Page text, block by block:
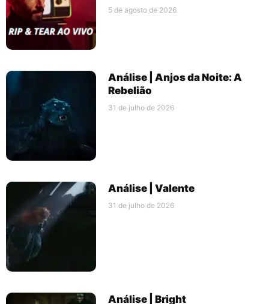
5 de agosto de 2026
Análise | Anjos da Noite: A
Rebelião
31 de julho de 2026
Análise | Valente
31 de julho de 2026
Análise | Bright